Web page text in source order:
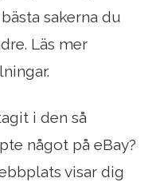
sakerna du
Läs mer
i den så
något på eBay?
visar dig